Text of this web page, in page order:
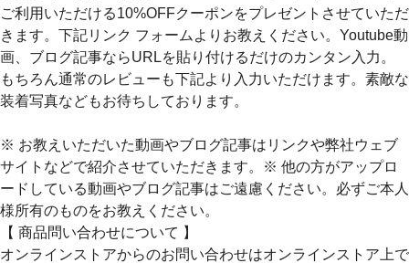
ご利用いただける10%OFFクーポンをプレゼントさせていただ
きます。下記リンク フォームよりお教えください。Youtube動
画、ブログ記事ならURLを貼り付けるだけのカンタン入力。
もちろん通常のレビューも下記より入力いただけます。素敵な
装着写真などもお待ちしております。
※ お教えいただいた動画やブログ記事はリンクや弊社ウェブ
サイトなどで紹介させていただきます。※ 他の方がアップロ
ードしている動画やブログ記事はご遠慮ください。必ずご本人
様所有のものをお教えください。
【 商品問い合わせについて 】
オンラインストアからのお問い合わせはオンラインストア上で